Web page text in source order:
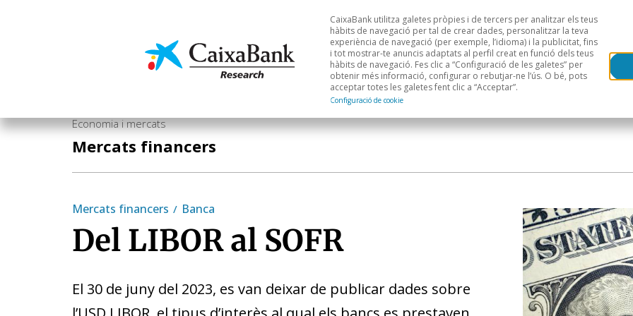
Economia i mercats Anàlisi sectorial Àrees geogràfiques
CaixaBank utilitza galetes pròpies i de tercers per analitzar els teus
hàbits de navegació per tal de crear dades, personalitzar la teva
experiència de navegació (per exemple, l’idioma) i la publicitat, fins
i tot mostrar-te anuncis adaptats al perfil creat en funció dels teus
hàbits de navegació. Fes clic a “Configuració de les galetes” per
obtenir més informació, configurar o rebutjar-ne l’ús. O bé, pots
acceptar totes les galetes fent clic a “Acceptar”.
Configuració de cookie
Economia i mercats
Mercats financers
Mercats financers Banca
Del LIBOR al SOFR
El 30 de juny del 2023, es van deixar de publicar dades sobre